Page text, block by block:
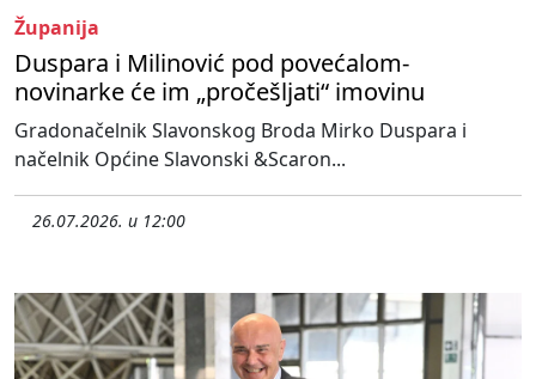
Županija
Duspara i Milinović pod povećalom-
novinarke će im „pročešljati“ imovinu
Gradonačelnik Slavonskog Broda Mirko Duspara i
načelnik Općine Slavonski &Scaron...
26.07.2026. u 12:00